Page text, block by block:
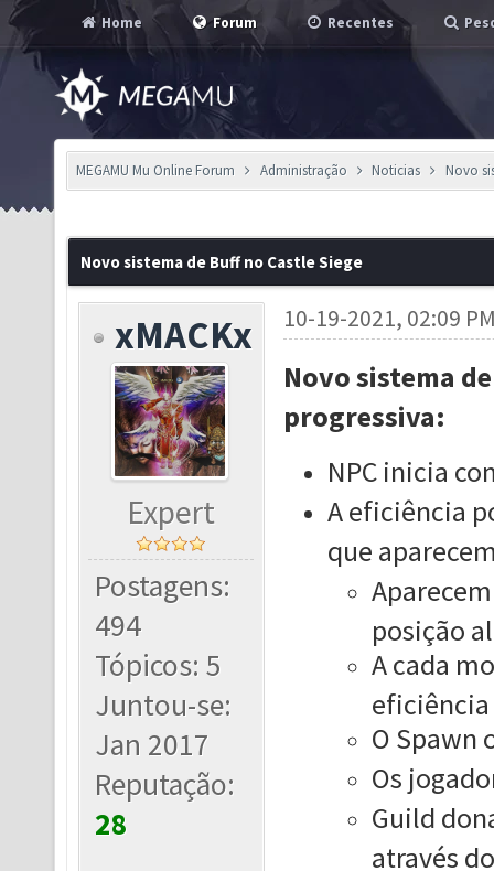
Home Forum Recentes
MEGAMU Mu Online Forum Administração Noticias Novo
Novo sistema de Buff no Castle Siege
xMACKx
Expert
Postagens:
494
Tópicos: 5
Juntou-se:
Jan 2017
Reputação:
28
10-19-2021, 02:09
Novo sistema
progressiva:
NPC inicia
A eficiência
que
posição
A cada
eficiência
O Spawn
Os
Guild
através